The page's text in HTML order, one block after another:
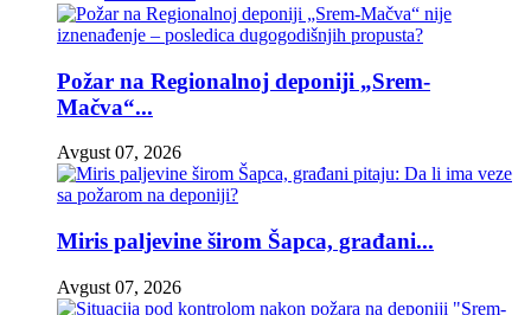
Požar na Regionalnoj deponiji „Srem-
Mačva“...
Avgust 07, 2026
Miris paljevine širom Šapca, građani...
Avgust 07, 2026